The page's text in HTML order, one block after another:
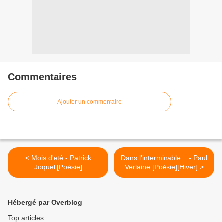
Commentaires
Ajouter un commentaire
< Mois d'été - Patrick
Joquel [Poésie]
Dans l'interminable... - Paul
Verlaine [Poésie][Hiver] >
Hébergé par Overblog
Top articles